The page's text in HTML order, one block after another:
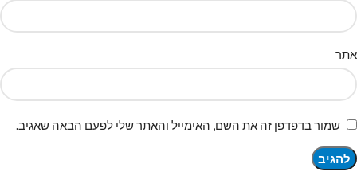
אתר
שמור בדפדפן זה את השם, האימייל והאתר שלי לפעם הבאה שאגיב.